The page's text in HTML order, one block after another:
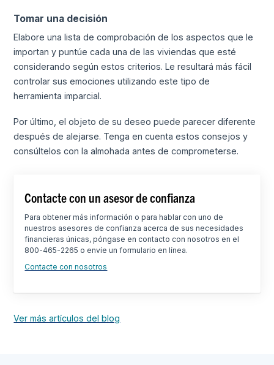
Tomar una decisión
Elabore una lista de comprobación de los aspectos que le
importan y puntúe cada una de las viviendas que esté
considerando según estos criterios. Le resultará más fácil
controlar sus emociones utilizando este tipo de
herramienta imparcial.
Por último, el objeto de su deseo puede parecer diferente
después de alejarse. Tenga en cuenta estos consejos y
consúltelos con la almohada antes de comprometerse.
Contacte con un asesor de confianza
Para obtener más información o para hablar con uno de
nuestros asesores de confianza acerca de sus necesidades
financieras únicas, póngase en contacto con nosotros en el
800-465-2265 o envíe un formulario en línea.
Contacte con nosotros
Ver más artículos del blog